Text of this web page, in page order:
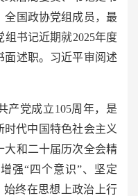
全国政协党组成员，最
书记近期就2025年度
面述职。习近平审阅述
产党成立105周年，是
时代中国特色社会主义
大和二十届历次全会精
强“四个意识”、坚定
始终在思想上政治上行